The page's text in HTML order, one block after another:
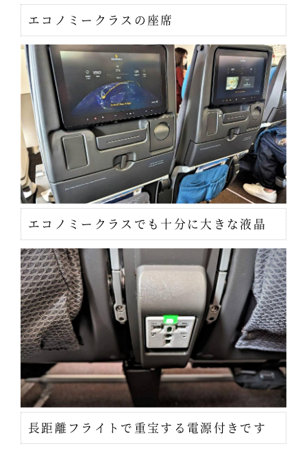
エコノミークラスの座席
エコノミークラスでも十分に大きな液晶
長距離フライトで重宝する電源付きです